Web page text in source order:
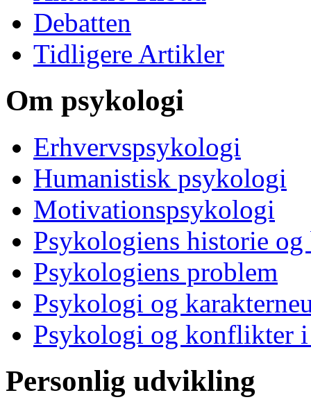
Debatten
Tidligere Artikler
Om psykologi
Erhvervspsykologi
Humanistisk psykologi
Motivationspsykologi
Psykologiens historie og
Psykologiens problem
Psykologi og
Psykologi og konflikter
Personlig udvikling